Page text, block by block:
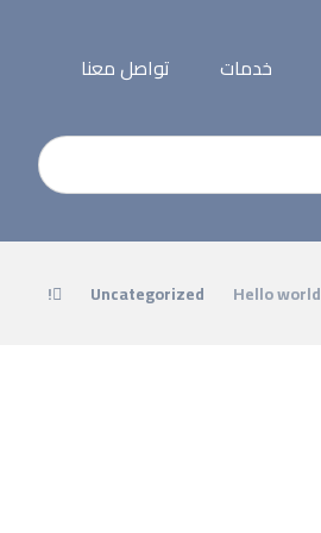
خدمات تواصل معنا
Uncategorized Hello world!